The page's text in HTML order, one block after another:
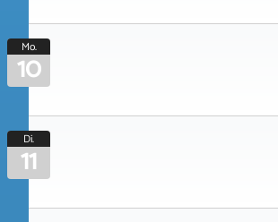
Mo.
10
Di.
11